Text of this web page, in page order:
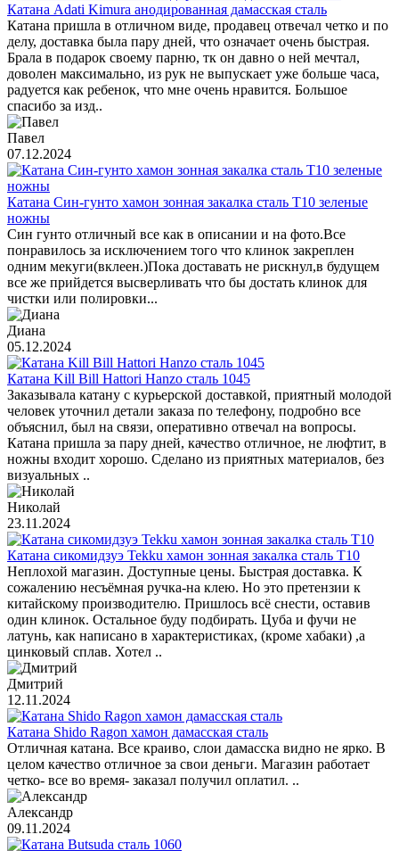
Катана Adati Kimura анодированная дамасская сталь
Катана пришла в отличном виде, продавец отвечал четко и по
делу, доставка была пару дней, что означает очень быстрая.
Брала в подарок своему парню, тк он давно о ней мечтал,
доволен максимально, из рук не выпускает уже больше часа,
радуется как ребенок, что мне очень нравится. Большое
спасибо за изд..
Павел
07.12.2024
Катана Син-гунто хамон зонная закалка сталь T10 зеленые
ножны
Син гунто отличный все как в описании и на фото.Все
понравилось за исключением того что клинок закреплен
одним мекуги(вклеен.)Пока доставать не рискнул,в будущем
все же прийдется высверливать что бы достать клинок для
чистки или полировки...
Диана
05.12.2024
Катана Kill Bill Hattori Hanzo сталь 1045
Заказывала катану с курьерской доставкой, приятный молодой
человек уточнил детали заказа по телефону, подробно все
объяснил, был на связи, оперативно отвечал на вопросы.
Катана пришла за пару дней, качество отличное, не люфтит, в
ножны входит хорошо. Сделано из приятных материалов, без
визуальных ..
Николай
23.11.2024
Катана сикомидзуэ Tekku хамон зонная закалка сталь T10
Неплохой магазин. Доступные цены. Быстрая доставка. К
сожалению несъёмная ручка-на клею. Но это претензии к
китайскому производителю. Пришлось всё снести, оставив
один клинок. Остальное буду подбирать. Цуба и фучи не
латунь, как написано в характеристиках, (кроме хабаки) ,а
цинковый сплав. Хотел ..
Дмитрий
12.11.2024
Катана Shido Ragon хамон дамасская сталь
Отличная катана. Все краиво, слои дамасска видно не ярко. В
целом качество отличное за свои деньги. Магазин работает
четко- все во время- заказал получил оплатил. ..
Александр
09.11.2024